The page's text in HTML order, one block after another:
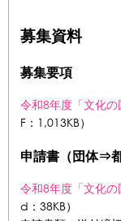
募集資料
募集要項
令和8年度「文化
F：1,013KB）
申請書（団体⇒
令和8年度「文化
d：38KB）